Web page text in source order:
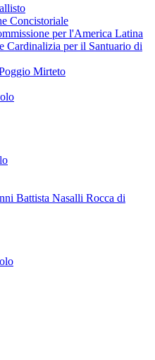
Concistoriale
per l'America Latina
Cardinalizia per il Santuario di
Mirteto
Battista Nasalli Rocca di